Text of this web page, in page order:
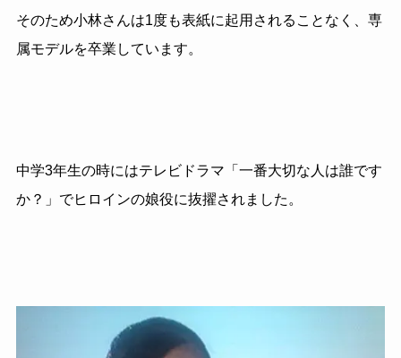
そのため小林さんは1度も表紙に起用されることなく、専
属モデルを卒業しています。
中学3年生の時にはテレビドラマ「一番大切な人は誰です
か？」でヒロインの娘役に抜擢されました。